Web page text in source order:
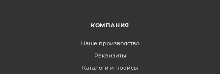
КОМПАНИЯ
Наше производство
Реквизиты
Каталоги и прайсы